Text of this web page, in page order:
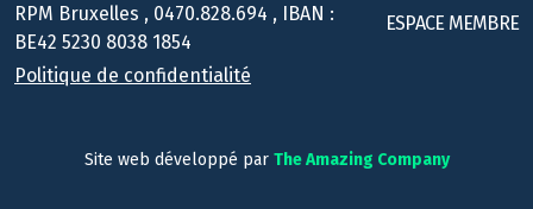
RPM Bruxelles , 0470.828.694 , IBAN :
BE42 5230 8038 1854
Politique de confidentialité
ESPACE MEMBRE
Site web développé par The Amazing Company